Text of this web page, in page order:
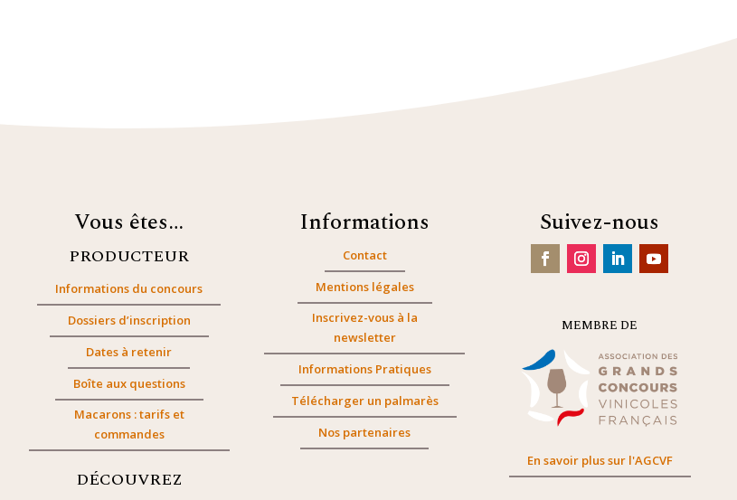
Vous êtes…
PRODUCTEUR
Informations du concours
Dossiers d’inscription
Dates à retenir
Boîte aux questions
Macarons : tarifs et
commandes
DÉCOUVREZ
Informations
Contact
Mentions légales
Inscrivez-vous à la
newsletter
Informations Pratiques
Télécharger un palmarès
Nos partenaires
Suivez-nous
MEMBRE DE
En savoir plus sur l'AGCVF